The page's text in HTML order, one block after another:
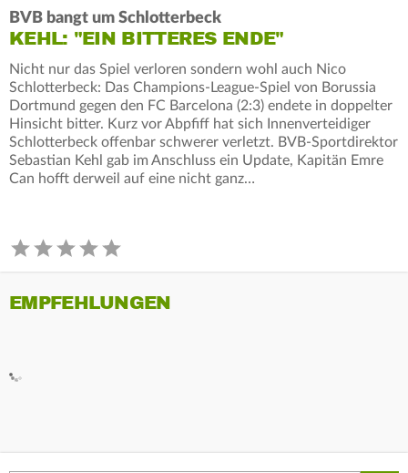
BVB bangt um Schlotterbeck
KEHL: "EIN BITTERES ENDE"
Nicht nur das Spiel verloren sondern wohl auch Nico
Schlotterbeck: Das Champions-League-Spiel von Borussia
Dortmund gegen den FC Barcelona (2:3) endete in doppelter
Hinsicht bitter. Kurz vor Abpfiff hat sich Innenverteidiger
Schlotterbeck offenbar schwerer verletzt. BVB-Sportdirektor
Sebastian Kehl gab im Anschluss ein Update, Kapitän Emre
Can hofft derweil auf eine nicht ganz…
EMPFEHLUNGEN